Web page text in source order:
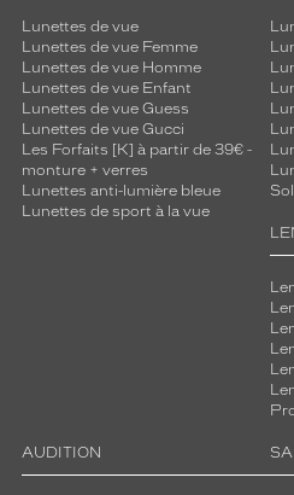
Lunettes de vue
Lunettes de vue Femme
Lunettes de vue Homme
Lunettes de vue Enfant
Lunettes de vue Guess
Lunettes de vue Gucci
Les Forfaits [K] à partir de 39€ -
monture + verres
Lunettes anti-lumière bleue
Lunettes de sport à la vue
AUDITION